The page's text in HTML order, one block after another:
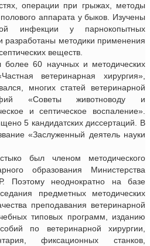
операции при грыжах, методы
аппарата у быков. Изучены
инфекции у парнокопытных
разработаны методики применения
веществ.
более 60 научных и методических
ветеринарная хирургия»,
многих статей ветеринарной
«Советы животноводу и
и септическое воспаление».
5 кандидатских диссертаций. В
«Заслуженный деятель науки
был членом методического
образования Министерства
Поэтому неоднократно на базе
предметных методических
преподавания ветеринарной
типовых программ, изданию
по ветеринарной хирургии,
фиксационных станков,